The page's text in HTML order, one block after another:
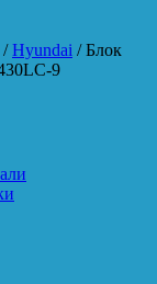
/Hyundai / Блок
9